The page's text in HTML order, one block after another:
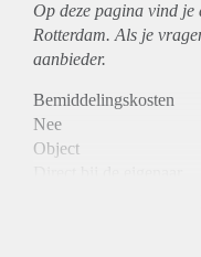
Op deze pagina vind
Rotterdam. Als je
aanbieder.
Bemiddelingskosten
Nee
Object